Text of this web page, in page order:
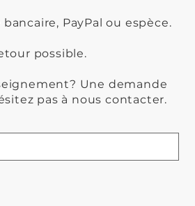
bancaire, PayPal ou espèce.
possible.
Une demande
pas à nous contacter.